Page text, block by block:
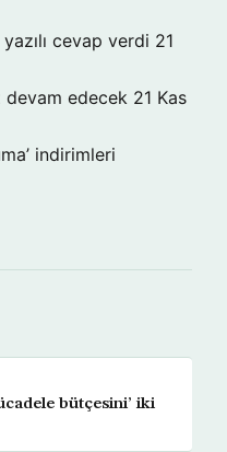
cevap verdi 21
devam edecek 21 Kas
indirimleri
bütçesini’ iki